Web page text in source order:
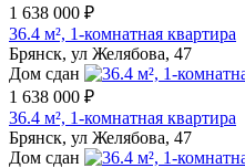
1 638 000 ₽
36.4 м², 1-комнатная квартира
Брянск, ул Желябова, 47
Дом сдан
1 638 000 ₽
36.4 м², 1-комнатная квартира
Брянск, ул Желябова, 47
Дом сдан